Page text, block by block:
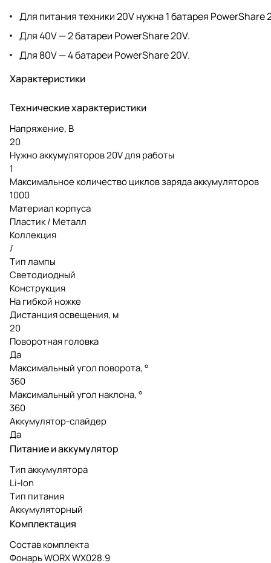
Для питания техники 20V нужна 1 батарея PowerShare
Для 40V — 2 батареи PowerShare 20V.
Для 80V — 4 батареи PowerShare 20V.
Характеристики
Технические характеристики
Напряжение, В
20
Нужно аккумуляторов 20V для работы
1
Максимальное количество циклов заряда аккумуляторов
1000
Материал корпуса
Пластик / Металл
Коллекция
/
Тип лампы
Светодиодный
Конструкция
На гибкой ножке
Дистанция освещения, м
20
Поворотная головка
Да
Максимальный угол поворота, °
360
Максимальный угол наклона, °
360
Аккумулятор-слайдер
Да
Питание и аккумулятор
Тип аккумулятора
Li-Ion
Тип питания
Аккумуляторный
Комплектация
Состав комплекта
Фонарь WORX WX028.9